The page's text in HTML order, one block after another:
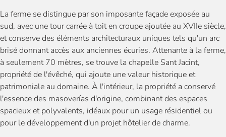
La ferme se distingue par son imposante façade exposée au
sud, avec une tour carrée à toit en croupe ajoutée au XVIIe siècle,
et conserve des éléments architecturaux uniques tels qu'un arc
brisé donnant accès aux anciennes écuries. Attenante à la ferme,
à seulement 70 mètres, se trouve la chapelle Sant Jacint,
propriété de l'évêché, qui ajoute une valeur historique et
patrimoniale au domaine. À l'intérieur, la propriété a conservé
l'essence des masoverías d'origine, combinant des espaces
spacieux et polyvalents, idéaux pour un usage résidentiel ou
pour le développement d'un projet hôtelier de charme.